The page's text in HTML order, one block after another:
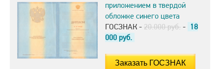
приложением в твердой
обложке синего цвета
ГОСЗНАК - 20.000 руб. - 18
000 руб.